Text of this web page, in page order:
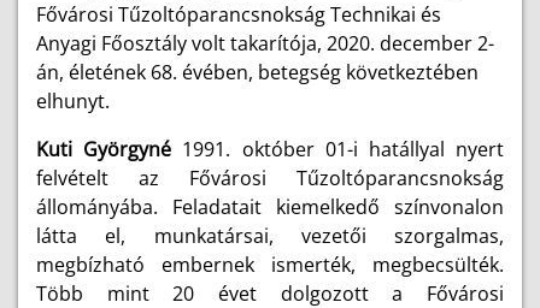
Fővárosi Tűzoltóparancsnokság Technikai és
Anyagi Főosztály volt takarítója, 2020. december 2-
án, életének 68. évében, betegség következtében
elhunyt.
Kuti Györgyné 1991. október 01-i hatállyal nyert
felvételt az Fővárosi Tűzoltóparancsnokság
állományába. Feladatait kiemelkedő színvonalon
látta el, munkatársai, vezetői szorgalmas,
megbízható embernek ismerték, megbecsülték.
Több mint 20 évet dolgozott a Fővárosi